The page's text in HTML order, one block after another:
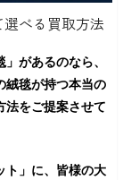
べる買取方法
があるのなら、
絨毯が持つ本当の
法をご提案させて
ト」に、皆様の大